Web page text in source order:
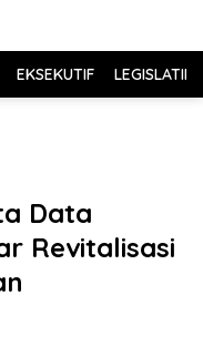
EKSEKUTIF LEGISLATIF
Data
Revitalisasi